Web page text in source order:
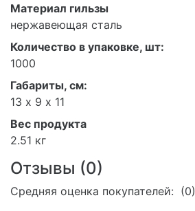
Материал гильзы
нержавеющая сталь
Количество в упаковке, шт:
1000
Габариты, см:
13 х 9 х 11
Вес продукта
2.51 кг
Отзывы (0)
Средняя оценка покупателей: (0)